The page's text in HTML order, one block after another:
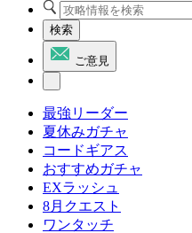
検索
ご意見
最強リーダー
夏休みガチャ
コードギアス
おすすめガチャ
EXラッシュ
8月クエスト
ワンタッチ